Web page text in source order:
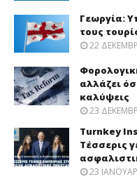
Γεωργία:
τους
22
αλλάζει
καλύψεις
23
Turnkey
Τέσσερις
23